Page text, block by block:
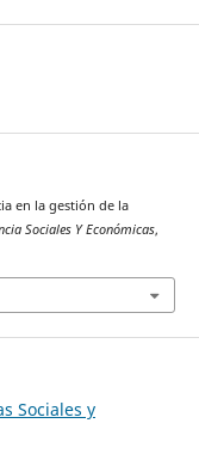
en la gestión de la
Sociales Y Económicas,
Sociales y